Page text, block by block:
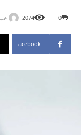
0
2074
Facebook